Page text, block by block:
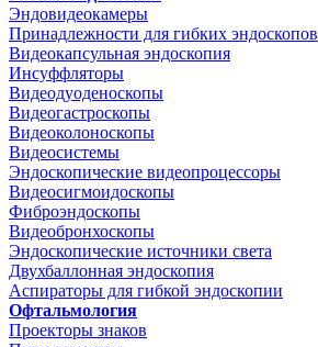
Эндовидеокамеры
Принадлежности для гибких эндоскопов
Видеокапсульная эндоскопия
Инсуффляторы
Видеодуоденоскопы
Видеогастроскопы
Видеоколоноскопы
Видеосистемы
Эндоскопические видеопроцессоры
Видеосигмоидоскопы
Фиброэндоскопы
Видеобронхоскопы
Эндоскопические источники света
Двухбаллонная эндоскопия
Аспираторы для гибкой эндоскопии
Офтальмология
Проекторы знаков